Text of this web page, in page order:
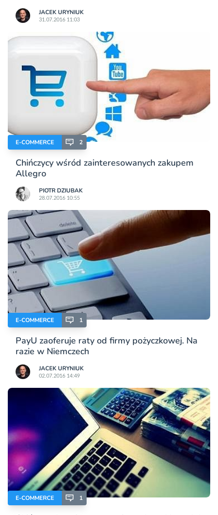
JACEK URYNIUK
31.07.2016 11:03
E-COMMERCE 2
Chińczycy wśród zainteresowanych zakupem
Allegro
PIOTR DZIUBAK
28.07.2016 10:55
E-COMMERCE 1
PayU zaoferuje raty od firmy pożyczkowej. Na
razie w Niemczech
JACEK URYNIUK
02.07.2016 14:49
E-COMMERCE 1